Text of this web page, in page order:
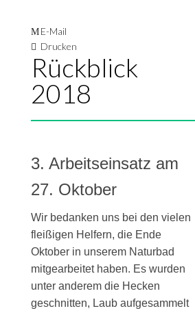
E-Mail
Drucken
Rückblick
2018
3. Arbeitseinsatz am
27. Oktober
Wir bedanken uns bei den vielen
fleißigen Helfern, die Ende
Oktober in unserem Naturbad
mitgearbeitet haben. Es wurden
unter anderem die Hecken
geschnitten, Laub aufgesammelt